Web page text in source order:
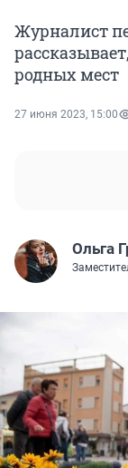
Журналист
родных мест
27 июня 2023, 15:00
Ольга